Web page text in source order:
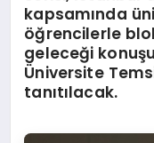
kapsamında
öğrencilerle
geleceği
Üniversite
tanıtılacak.